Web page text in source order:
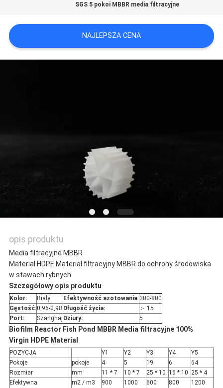
WYCENĘ
SGS 5 pokoi MBBR media filtracyjne
NAJLEPSZA CENA
opis produktu
Media filtracyjne MBBR
Materiał HDPE Materiał filtracyjny MBBR do ochrony środowiska
w stawach rybnych
Szczegółowy opis produktu
Kolor: Biały Efektywność azotowania:300-800
Gęstość:0,96-0,98 Długość życia:
＞ 15
Port:
Szanghaj Dziury: 5
Biofilm Reactor Fish Pond MBBR Media filtracyjne 100%
Virgin HDPE Material
POZYCJA Y1 Y2 Y3 Y4
Y5
Pokoje
pokoje 4 5 19 6
64
Rozmiar
mm 11 * 7 10 * 7 25 * 10 16 * 10 25 * 4
Efektywna
m2 / m3 900 1000 600 800 1200